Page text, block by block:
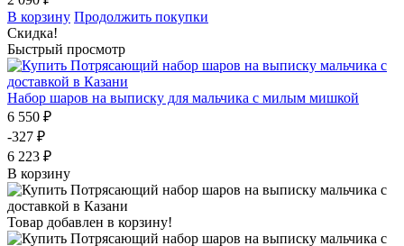
В корзину Продолжить покупки
Скидка!
Быстрый просмотр
Набор шаров на выписку для мальчика с милым мишкой
6 550 ₽
-327 ₽
6 223 ₽
В корзину
Товар добавлен в корзину!